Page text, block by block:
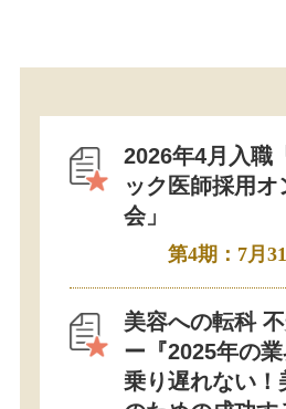
2026年4月入職
ック医師採用オ
会」
第4期：7月
美容への転科
ー『2025年の
乗り遅れない！